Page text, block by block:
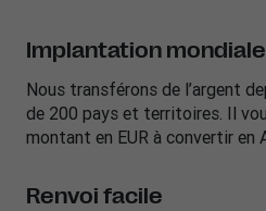
Implantation mondiale
Nous transférons de l’argent
de 200 pays et territoires. Il
montant en EUR à convertir en
Renvoi facile